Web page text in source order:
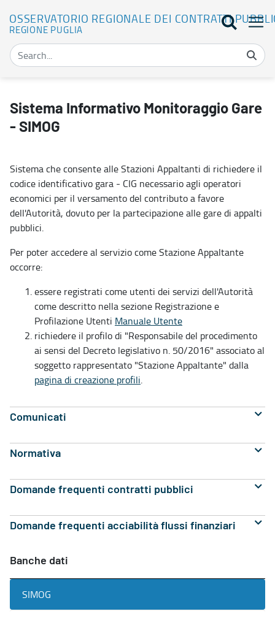
OSSERVATORIO REGIONALE DEI CONTRATTI
REGIONE PUGLIA
Sistema Informativo Monitoraggio Gare
- SIMOG
Sistema che consente alle Stazioni Appaltanti di richiedere il
codice identificativo gara - CIG necessario agli operatori
economici per il versamento del contributo a favore
dell'Autorità, dovuto per la partecipazione alle gare di appalti
pubblici.
Per poter accedere al servizio come Stazione Appaltante
occorre:
essere registrati come utenti dei servizi dell'Autorità
come descritto nella sezione Registrazione e
Profilazione Utenti Manuale Utente
richiedere il profilo di "Responsabile del procedimento
ai sensi del Decreto legislativo n. 50/2016" associato al
soggetto rappresentato "Stazione Appaltante" dalla
pagina di creazione profili.
Comunicati
Normativa
Domande frequenti contratti pubblici
Domande frequenti acciabilità flussi finanziari
Banche dati
SIMOG